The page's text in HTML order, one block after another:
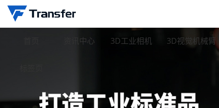
资讯中心 3D工业相机 3D视觉机械臂